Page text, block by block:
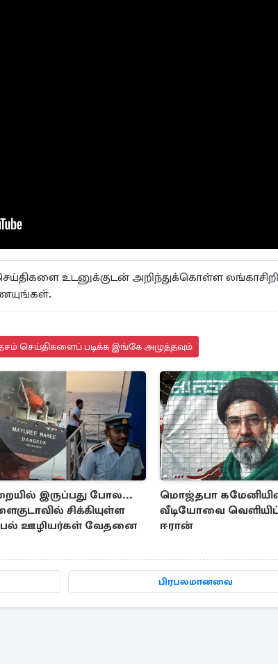
உடனுக்குடன் அறிந்துக்கொள்ள லங்காசிறி
செய்திகளைப் படிக்க இங்கே அழுத்தவும்
இருப்பது போல...
சிக்கியுள்ள
ஊழியர்கள் வேதனை
மொஜ்தபா கமேனியின்
வீடியோவை
ஈரான்
பிரபலமானவை